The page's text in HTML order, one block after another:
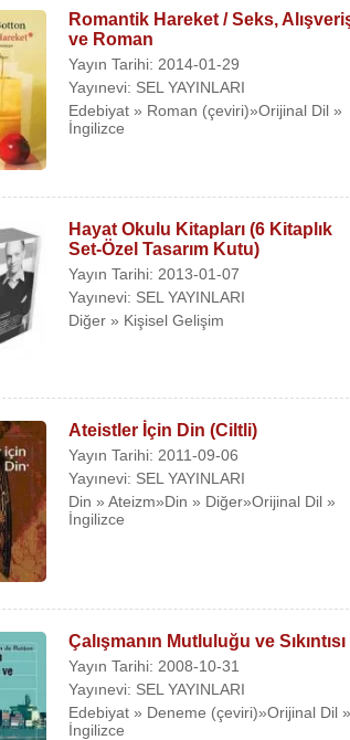
Romantik Hareket / Seks,
ve Roman
Yayın Tarihi: 2014-01-29
Yayınevi: SEL YAYINLARI
Edebiyat » Roman (çeviri)»Orijinal Dil »
İngilizce
Hayat Okulu Kitapları (6 Kitaplık
Set-Özel Tasarım Kutu)
Yayın Tarihi: 2013-01-07
Yayınevi: SEL YAYINLARI
Diğer » Kişisel Gelişim
Ateistler İçin Din (Ciltli)
Yayın Tarihi: 2011-09-06
Yayınevi: SEL YAYINLARI
Din » Ateizm»Din » Diğer»Orijinal Dil »
İngilizce
Çalışmanın Mutluluğu ve Sıkıntısı
Yayın Tarihi: 2008-10-31
Yayınevi: SEL YAYINLARI
Edebiyat » Deneme (çeviri)»Orijinal Dil
İngilizce